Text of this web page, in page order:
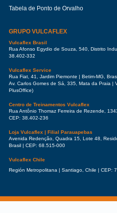
Tabela de Ponto de Orvalho
GRUPO VULCAFLEX
Vulcaflex Brasil
Rua Afonso Egydio de Souza, 540, Distrito
38.402-332
Vulcaflex Service
Rua Fiat, 41, Jardim Piemonte | Betim-MG,
Av. Carlos Gomes de Sá, 335, Mata da Praia |
PlusOffice)
Centro de Treinamentos Vulcaflex
Rua Antônio Thomaz Ferreira de Rezende,
CEP: 38.402-236
Loja Vulcaflex | Filial Parauapebas
Avenida Redenção, Quadra 15, Lote 48,
Brasil | CEP: 68.515-000
Vulcaflex Chile
Región Metropolitana | Santiago, Chile | CEP: